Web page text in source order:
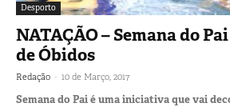
Desporto
NATAÇÃO – Semana do
de Óbidos
Redação - 10 de Março, 2017
Semana do Pai é uma iniciativa que vai